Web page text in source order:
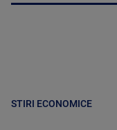
STIRI ECONOMICE